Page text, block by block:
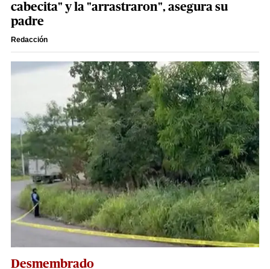
cabecita" y la "arrastraron", asegura su
padre
Redacción
Desmembrado